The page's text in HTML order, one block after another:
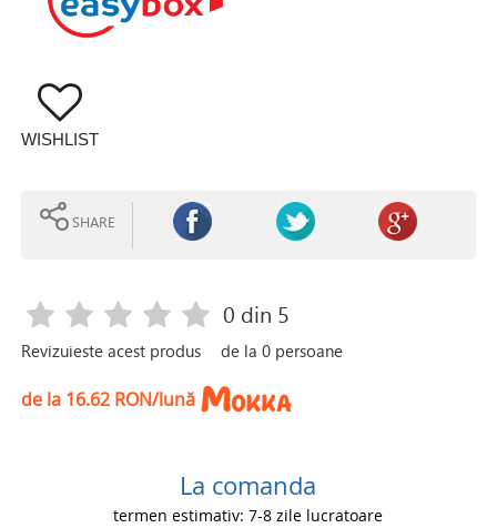
WISHLIST
SHARE
Revizuieste acest produs
0 din 5
de la0 persoane
de la 16.62 RON/lună
La comanda
termen estimativ: 7-8 zile lucratoare